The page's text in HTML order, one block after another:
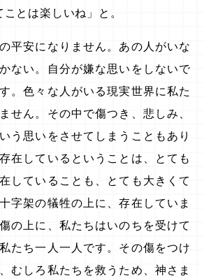
とは楽しいね」と。
平安になりません。あの人がいな
ない。自分が嫌な思いをしないで
。色々な人がいる現実世界に私た
せん。その中で傷つき、悲しみ、
う思いをさせてしまうこともあり
在しているということは、とても
していることも、とても大きくて
字架の犠牲の上に、存在していま
の上に、私たちはいのちを受けて
たち一人一人です。その傷をつけ
むしろ私たちを救うため、神さま